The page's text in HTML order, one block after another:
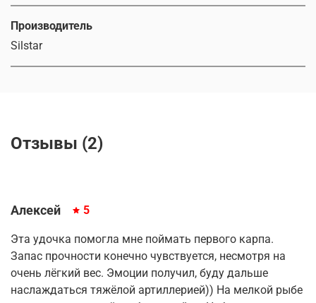
Производитель
Silstar
Отзывы (2)
Алексей 5
Эта удочка помогла мне поймать первого карпа.
Запас прочности конечно чувствуется, несмотря на
очень лёгкий вес. Эмоции получил, буду дальше
наслаждаться тяжёлой артиллерией)) На мелкой рыбе